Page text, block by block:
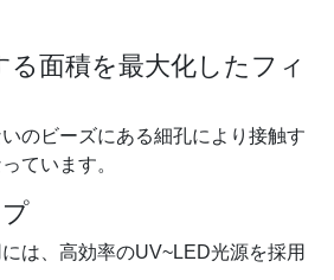
る面積を最大化したフィ
のビーズにある細孔により接触す
ています。
は、高効率のUV~LED光源を採用